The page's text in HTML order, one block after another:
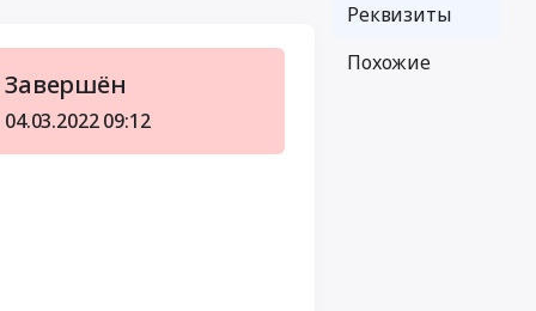
Завершён
04.03.2022 09:12
Реквизиты
Похожие